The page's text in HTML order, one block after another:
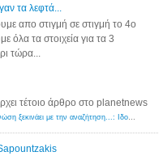
τα λεφτά...
απο στιγμή σε στιγμή το 4ο
όλα τα στοιχεία για τα 3
τώρα...
τέτοιο άρθρο στο planetnews
Λόγιος Ερμής | Η γνώση ξεκινάει με την αναζήτηση...: Ιδού οι 18 που χρωστούν 11 δις ευρώ!